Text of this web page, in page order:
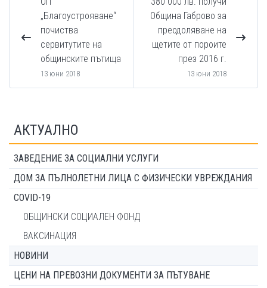
„Благоустрояване“
почиства
сервитутите на
общинските пътища
13 юни 2018
Община Габрово за
преодоляване на
щетите от пороите
през 2016 г.
13 юни 2018
АКТУАЛНО
ЗАВЕДЕНИЕ ЗА СОЦИАЛНИ УСЛУГИ
ДОМ ЗА ПЪЛНОЛЕТНИ ЛИЦА С ФИЗИЧЕСКИ УВРЕЖДАНИЯ
COVID-19
ОБЩИНСКИ СОЦИАЛЕН ФОНД
ВАКСИНАЦИЯ
НОВИНИ
ЦЕНИ НА ПРЕВОЗНИ ДОКУМЕНТИ ЗА ПЪТУВАНЕ